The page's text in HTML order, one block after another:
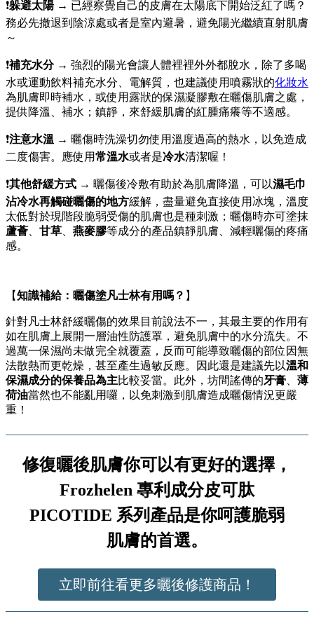
❗躲避太陽 → 已經察覺自己的皮膚在太陽底下開始泛紅了嗎？
務必先撤退到陰涼處或者是室內避暑，避免陽光繼續直射肌膚
～
❗補充水分 → 強烈的陽光會讓人體裡裡外外都脫水，除了多喝
水或運動飲料補充水分、電解質，也建議使用噴霧狀的化妝水
為肌膚即時補水，或使用露狀的保濕凝膠敷在曬傷肌膚之處，
提供降溫、補水；鎮靜，來舒緩肌膚的紅腫痛癢等不適感。
❗注意水溫 → 曬傷時洗澡切勿使用溫度過高的熱水，以免造成
二度傷害。應使用常溫水或者是冷水清潔喔！
❗其他舒緩方式 → 曬傷後冷敷有助於為肌膚降溫，可以濕毛巾
沾冷水再觸碰曬傷的地方緩解，盡量避免直接使用冰塊，溫度
太低對於現階段脆弱受傷的肌膚也是種刺激； 曬傷時亦可塗抹
蘆薈
甘草 燕麥膠等成分的產品鎮靜肌膚、減輕曬傷的疼痛
感。
【知識補給： 曬傷塗凡士林有用嗎？ 】
針對凡士林舒緩曬傷的效果目前說法不一，其最主要的作用有
如在肌膚上展開一層油性防護罩，避免肌膚中的水分流失。不
過萬一保濕尚未做完全就覆蓋，反而可能導致曬傷的部位因無
法散熱而更乾燥，甚至產生過敏反應。因此還是建議先以溫和
保濕成分的保養品為主比較妥當。此外，坊間謠傳的牙膏
薄
荷油當然也不能亂用囉，以免刺激到肌膚造成曬傷情況更嚴
重！
修復曬後肌膚你可以有更好的選擇，
Frozhelen 專利成分皮可肽
PICOTIDE 系列產品是你呵護脆弱
肌膚的首選。
立即前往看更多曬後修護商品！